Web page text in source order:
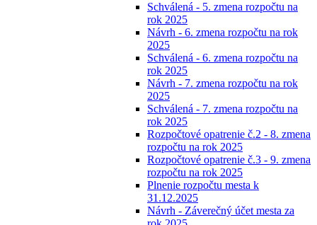
Schválená - 5. zmena rozpočtu na
rok 2025
Návrh - 6. zmena rozpočtu na rok
2025
Schválená - 6. zmena rozpočtu na
rok 2025
Návrh - 7. zmena rozpočtu na rok
2025
Schválená - 7. zmena rozpočtu na
rok 2025
Rozpočtové opatrenie č.2 - 8. zmena
rozpočtu na rok 2025
Rozpočtové opatrenie č.3 - 9. zmena
rozpočtu na rok 2025
Plnenie rozpočtu mesta k
31.12.2025
Návrh - Záverečný účet mesta za